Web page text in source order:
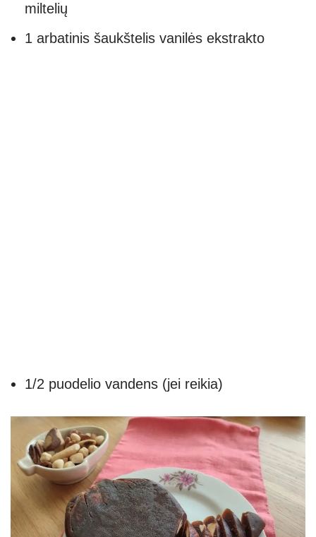
miltelių
1 arbatinis šaukštelis vanilės ekstrakto
1/2 puodelio vandens (jei reikia)